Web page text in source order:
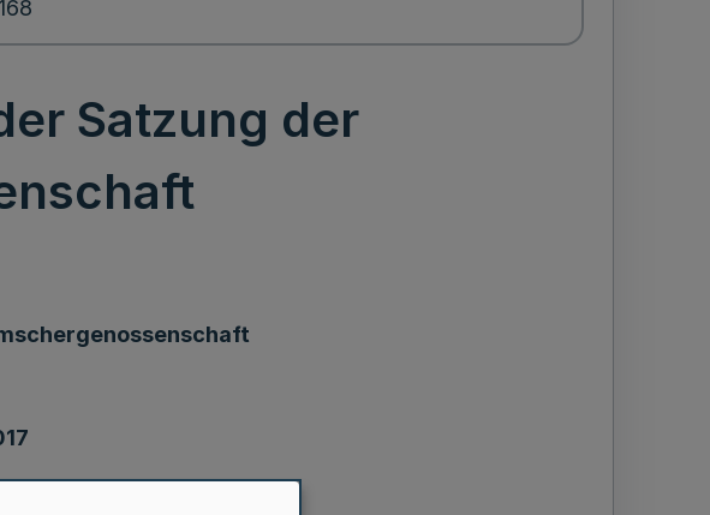
168
Satzung der